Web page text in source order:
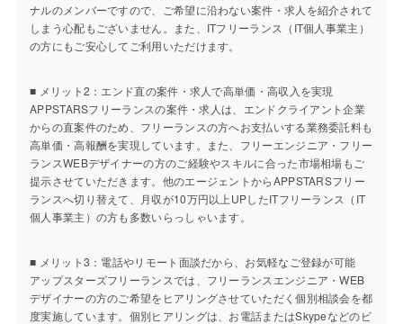
ナルのメンバーですので、ご希望に沿わない案件・求人を紹介されて
しまう心配もございません。また、ITフリーランス（IT個人事業主）
の方にもご安心してご利用いただけます。
■ メリット2：エンド直の案件・求人で高単価・高収入を実現
APPSTARSフリーランスの案件・求人は、エンドクライアント企業
からの直案件のため、フリーランスの方へお支払いする業務委託料も
高単価・高報酬を実現しています。また、フリーエンジニア・フリー
ランスWEBデザイナーの方のご経験やスキルに合った市場相場もご
提示させていただきます。他のエージェントからAPPSTARSフリー
ランスへ切り替えて、月収が10万円以上UPしたITフリーランス（IT
個人事業主）の方も多数いらっしゃいます。
■ メリット3：電話やリモート面談だから、お気軽なご登録が可能
アップスターズフリーランスでは、フリーランスエンジニア・WEB
デザイナーの方のご希望をヒアリングさせていただく個別相談会を都
度実施しています。個別ヒアリングは、お電話またはSkypeなどのビ